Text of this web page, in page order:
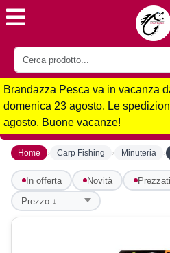
Brandazza Pesca va in vacanza
domenica 23 agosto. Le
agosto. Buone vacanze!
Home › Carp Fishing › Minuteria ›
In offerta Novità Prezzati